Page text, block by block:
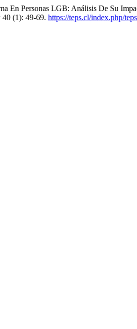
En Personas LGB: Análisis De Su
40 (1): 49-69. https://teps.cl/index.php/